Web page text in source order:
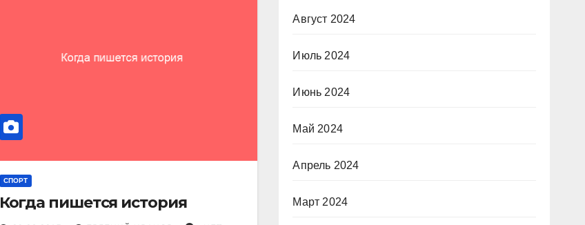
СПОРТ
Когда пишется история
Август 2024
Июль 2024
Июнь 2024
Май 2024
Апрель 2024
Март 2024